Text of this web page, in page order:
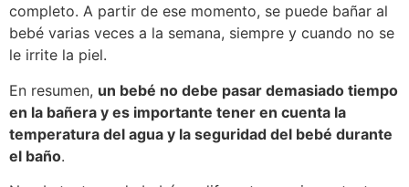
completo. A partir de ese momento, se puede bañar al
bebé varias veces a la semana, siempre y cuando no se
le irrite la piel.
En resumen, un bebé no debe pasar demasiado tiempo
en la bañera y es importante tener en cuenta la
temperatura del agua y la seguridad del bebé durante
el baño.